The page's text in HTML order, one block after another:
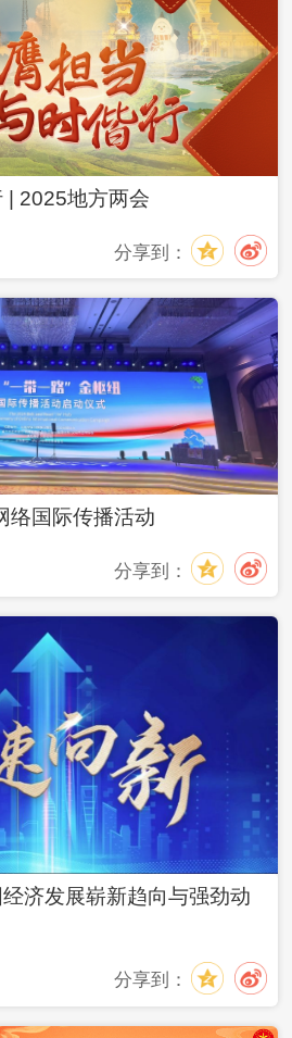
| 2025地方两会
分享到：
络国际传播活动
分享到：
济发展崭新趋向与强劲动
分享到：